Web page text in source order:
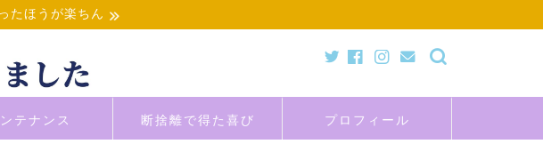
たほうが楽ちん
テナンス 断捨離で得た喜び プロフィール